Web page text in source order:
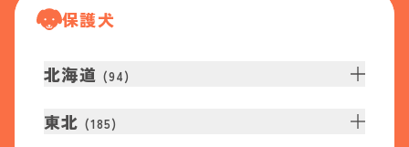
保護犬
北海道 (94)
東北 (185)